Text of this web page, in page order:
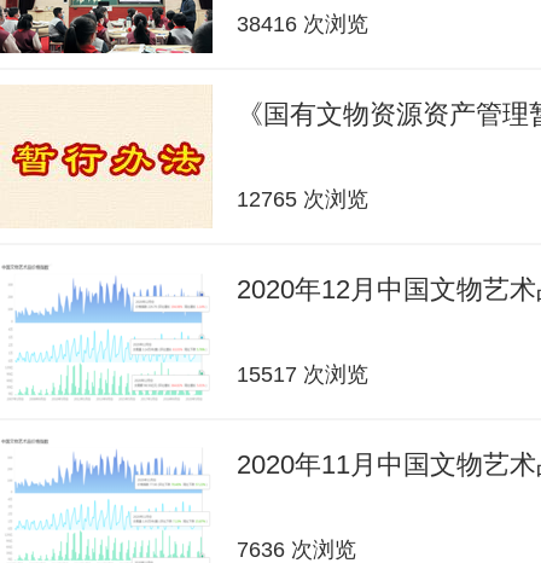
38416 次浏览
《国有文物资源资产管
12765 次浏览
2020年12月中国文物艺
15517 次浏览
2020年11月中国文物艺
7636 次浏览